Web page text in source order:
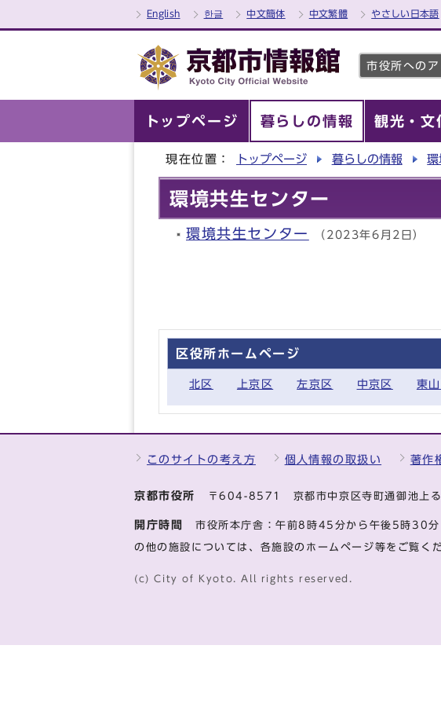
English 한글 中文簡体 中文繁體 やさしい日本語
市役所へのア
トップページ 暮らしの情報 観光・文
現在位置： トップページ 暮らしの情報 環
環境共生センター
環境共生センター （2023年6月2日）
区役所ホームページ
北区 上京区 左京区 中京区 東
このサイトの考え方 個人情報の取扱い 著作
京都市役所 〒604-8571 京都市中京区寺町通御池上
開庁時間 市役所本庁舎：午前8時45分から午後5時30
の他の施設については、各施設のホームページ等をご覧く
(c) City of Kyoto. All rights reserved.